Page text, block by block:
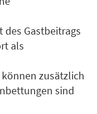
Gastbeitrags
als
zusätzlich
sind